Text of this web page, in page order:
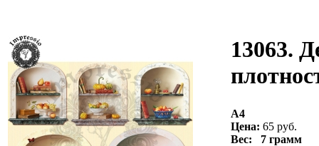
13063.
А4
Цена: 65 руб.
Вес: 7 грамм